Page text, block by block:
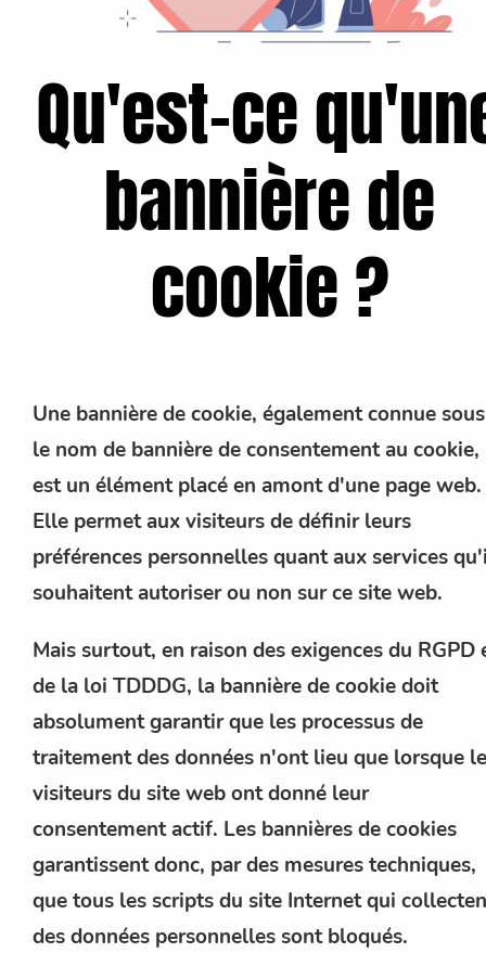
Qu'est-ce
bannière de
cookie ?
Une bannière de cookie, également connue sous
le nom de bannière de consentement au cookie,
est un élément placé en amont d'une page web.
Elle permet aux visiteurs de définir leurs
préférences personnelles quant aux services
souhaitent autoriser ou non sur ce site web.
Mais surtout, en raison des exigences du RGPD
de la loi TDDDG, la bannière de cookie doit
absolument garantir que les processus de
traitement des données n'ont lieu que lorsque
visiteurs du site web ont donné leur
consentement actif. Les bannières de cookies
garantissent donc, par des mesures techniques,
que tous les scripts du site Internet qui
des données personnelles sont bloqués.